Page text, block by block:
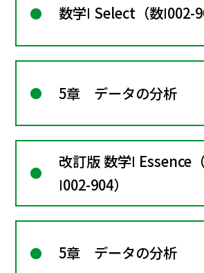
数学Ⅰ Select（数Ⅰ002-
5章 データの分析
改訂版 数学Ⅰ Essence
Ⅰ002-904）
5章 データの分析